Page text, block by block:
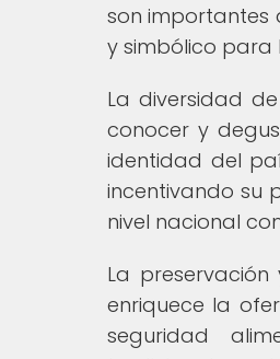
son importantes
y simbólico para
La diversidad
conocer y
identidad del
incentivando su
nivel nacional
La
enriquece la
seguridad